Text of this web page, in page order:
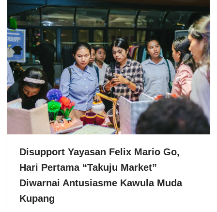
Disupport Yayasan Felix Mario Go,
Hari Pertama “Takuju Market”
Diwarnai Antusiasme Kawula Muda
Kupang